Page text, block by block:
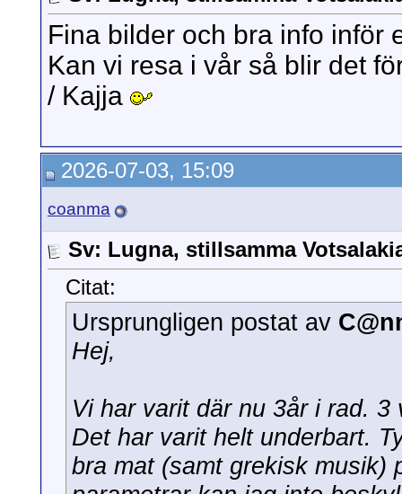
Fina bilder och bra info inför
Kan vi resa i vår så blir det
/ Kajja
2026-07-03, 15:09
coanma
Sv: Lugna, stillsamma
Citat:
Ursprungligen postat av
Hej,
Vi har varit där nu 3år i rad. 3
Det har varit helt underbart.
bra mat (samt grekisk musik)